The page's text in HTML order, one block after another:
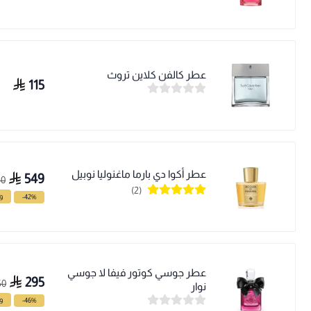
عطر كالفن كلاين تروث
115
عطر أكوا دي بارما ماغنوليا نوبيل
(2)
549
-42%
عطر جوسي كوتور فيفا لا جوسي
نوار
295
-46%